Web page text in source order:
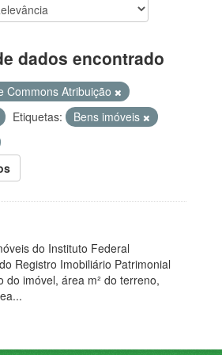
dados encontrado
Commons Atribuição
Etiquetas:
Bens imóveis
do Instituto Federal
Registro Imobiliário Patrimonial
do imóvel, área m² do terreno,